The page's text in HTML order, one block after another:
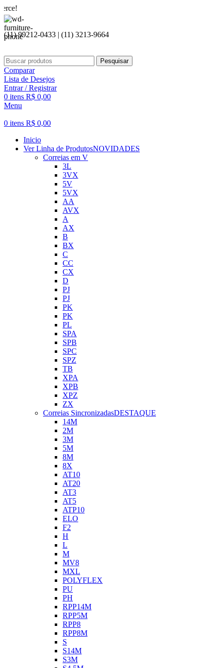
(11) 99212-0433 | (11) 3213-9664
Pesquisar
Comparar
Lista de Desejos
Entrar / Registrar
0 itens R$ 0,00
Menu
0 itens R$ 0,00
Inicio
Ver Linha de ProdutosNOVIDADES
Correias em V
3L
3VX
5V
5VX
AA
AVX
A
AX
B
BX
C
CC
CX
D
PJ
PJ
PK
PK
PL
SPA
SPB
SPC
SPZ
TB
XPA
XPB
XPZ
ZX
Correias SincronizadasDESTAQUE
14M
2M
3M
5M
8M
8X
AT10
AT20
AT3
AT5
ATP10
ELO
F2
H
L
M
MV8
MXL
POLYFLEX
PU
PH
RPP14M
RPP5M
RPP8
RPP8M
S
S14M
S3M